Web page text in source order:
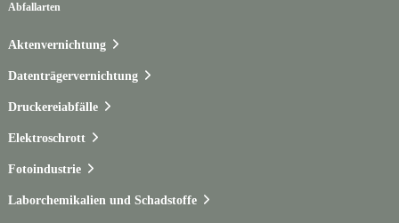
Abfallarten
Aktenvernichtung
Datenträgervernichtung
Druckereiabfälle
Elektroschrott
Fotoindustrie
Laborchemikalien und Schadstoffe